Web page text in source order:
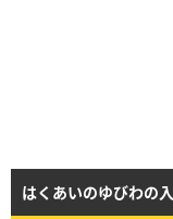
はくあいのゆびわの